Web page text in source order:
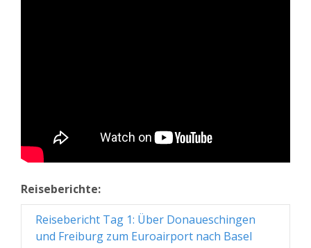
Reiseberichte:
Reisebericht Tag 1: Über Donaueschingen
und Freiburg zum Euroairport nach Basel